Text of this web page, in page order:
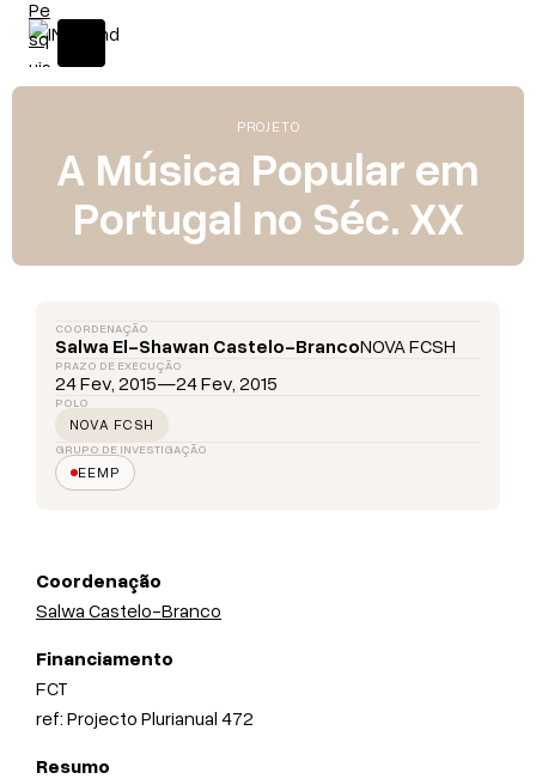
PROJETO
A Música Popular em
Portugal no Séc. XX
COORDENAÇÃO
Salwa El-Shawan Castelo-BrancoNOVA FCSH
PRAZO DE EXECUÇÃO
24 Fev, 2015—24 Fev, 2015
POLO
NOVA FCSH
GRUPO DE INVESTIGAÇÃO
EEMP
Coordenação
Salwa Castelo-Branco
Financiamento
FCT
ref: Projecto Plurianual 472
Resumo